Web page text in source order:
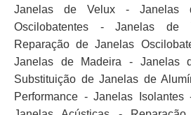
Janelas de Velux - Janelas
Oscilobatentes - Janelas de
Reparação de Janelas
Janelas de Madeira - Janelas
Substituição de Janelas de
Performance - Janelas